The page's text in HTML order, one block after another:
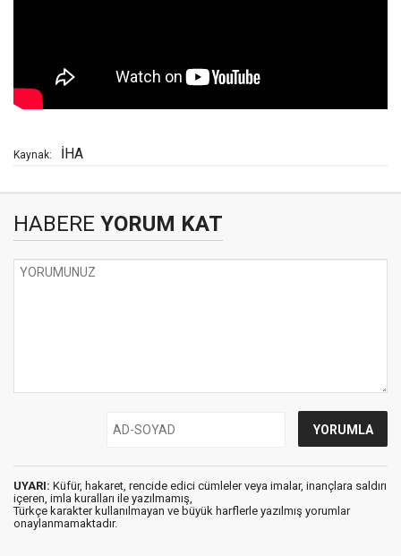
Kaynak: İHA
HABERE YORUM KAT
UYARI: Küfür, hakaret, rencide edici cümleler veya imalar, inançlara saldırı
içeren, imla kuralları ile yazılmamış,
Türkçe karakter kullanılmayan ve büyük harflerle yazılmış yorumlar
onaylanmamaktadır.